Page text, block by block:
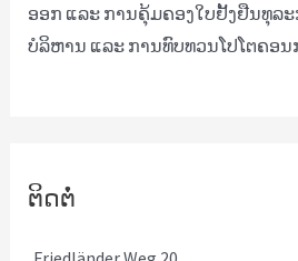
ອອກ ແລະ ການຄຸ້ມຄອງໃບຢັ້ງຢືນທຸລະ
ບໍລິຫານ ແລະ ການທົບທວນໂປໂຕຄອ
ຕິດຕໍ່